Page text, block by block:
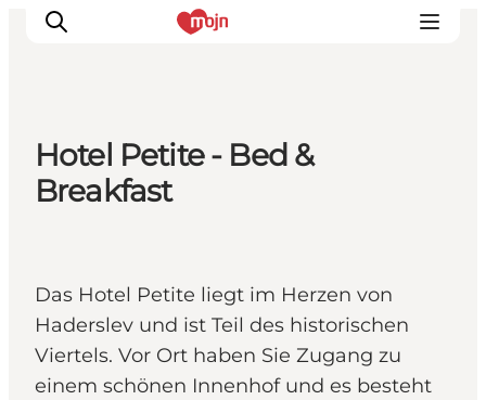
Erlebnisse
Plane deine Reise
Booking
Hotel Petite - Bed &
Breakfast
Das Hotel Petite liegt im Herzen von
Haderslev und ist Teil des historischen
Viertels. Vor Ort haben Sie Zugang zu
einem schönen Innenhof und es besteht